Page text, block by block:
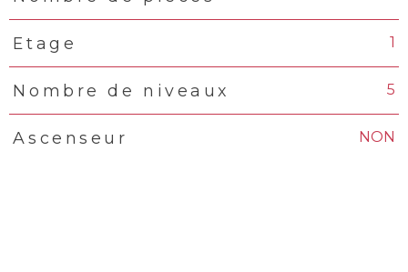
Etage 1
Nombre de niveaux 5
Ascenseur NON